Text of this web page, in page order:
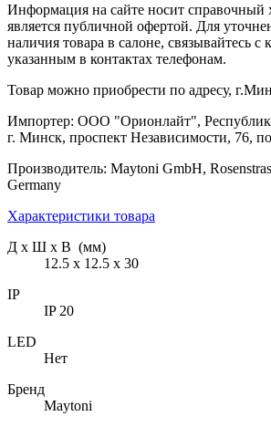
Информация на сайте носит справочный
является публичной офертой. Для
наличия товара в салоне, связывайтесь с
указанным в контактах телефонам.
Товар можно приобрести по адресу,
Импортер: ООО "Орионлайт",
г. Минск, проспект Независимости, 76,
Производитель: Maytoni GmbH,
Germany
Характеристики товара
Д х Ш х В (мм)
12.5 х 12.5 х 30
IP
IP 20
LED
Нет
Бренд
Maytoni